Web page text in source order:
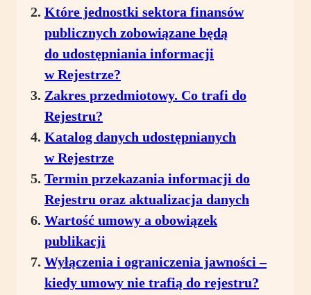
Które jednostki sektora finansów
publicznych zobowiązane będą
do udostępniania informacji
w Rejestrze?
Zakres przedmiotowy. Co trafi do
Rejestru?
Katalog danych udostępnianych
w Rejestrze
Termin przekazania informacji do
Rejestru oraz aktualizacja danych
Wartość umowy a obowiązek
publikacji
Wyłączenia i ograniczenia jawności –
kiedy umowy nie trafią do rejestru?